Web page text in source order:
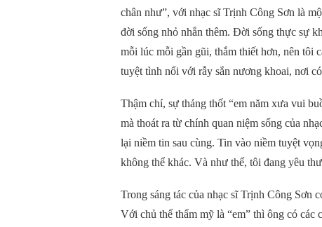
chân như”, với nhạc sĩ Trịnh Công Sơn là
đời sống nhỏ nhắn thêm. Đời sống thực sự
mỗi lúc mỗi gần gũi, thắm thiết hơn, nên tôi
tuyệt tình nổi với rẫy sắn nương khoai, nơi
Thậm chí, sự thảng thốt “em năm xưa vui
mà thoát ra từ chính quan niệm sống của
lại niềm tin sau cùng. Tin vào niềm tuyệt
không thể khác. Và như thế, tôi đang yêu
Trong sáng tác của nhạc sĩ Trịnh Công Sơn
Với chủ thể thẩm mỹ là “em” thì ông có các